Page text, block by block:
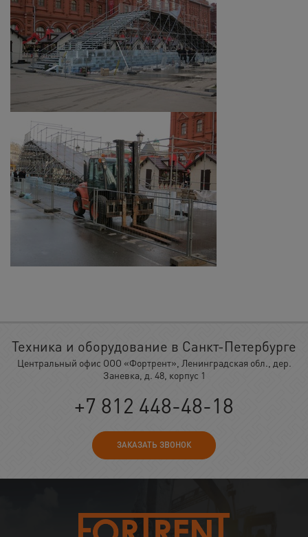
Техника и оборудование в Санкт-Петербурге
Центральный офис ООО «Фортрент», Ленинградская обл., дер.
Заневка, д. 48, корпус 1
+7 812 448-48-18
ЗАКАЗАТЬ ЗВОНОК